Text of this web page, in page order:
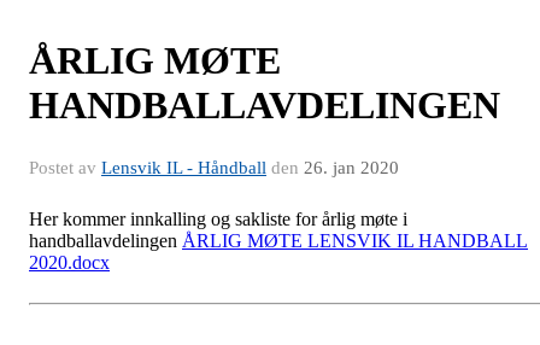
ÅRLIG MØTE
HANDBALLAVDELINGEN
Postet av Lensvik IL - Håndball den 26. jan 2020
Her kommer innkalling og sakliste for årlig møte i
handballavdelingen ÅRLIG MØTE LENSVIK IL HANDBALL
2020.docx